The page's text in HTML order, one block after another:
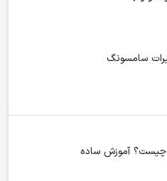
سامسونگ
آموزش ساده